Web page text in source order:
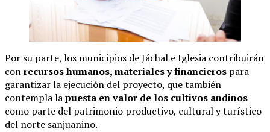
Por su parte, los municipios de Jáchal e Iglesia contribuirán
conrecursos humanos, materiales y financieros para
garantizar la ejecución del proyecto, que también
contempla lapuesta en valor de los cultivos andinos
como parte del patrimonio productivo, cultural y turístico
del norte sanjuanino.